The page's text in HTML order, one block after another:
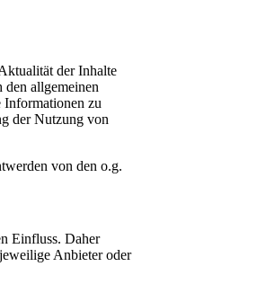
der Inhalte
allgemeinen
Informationen zu
der Nutzung von
von den o.g.
Einfluss. Daher
Anbieter oder